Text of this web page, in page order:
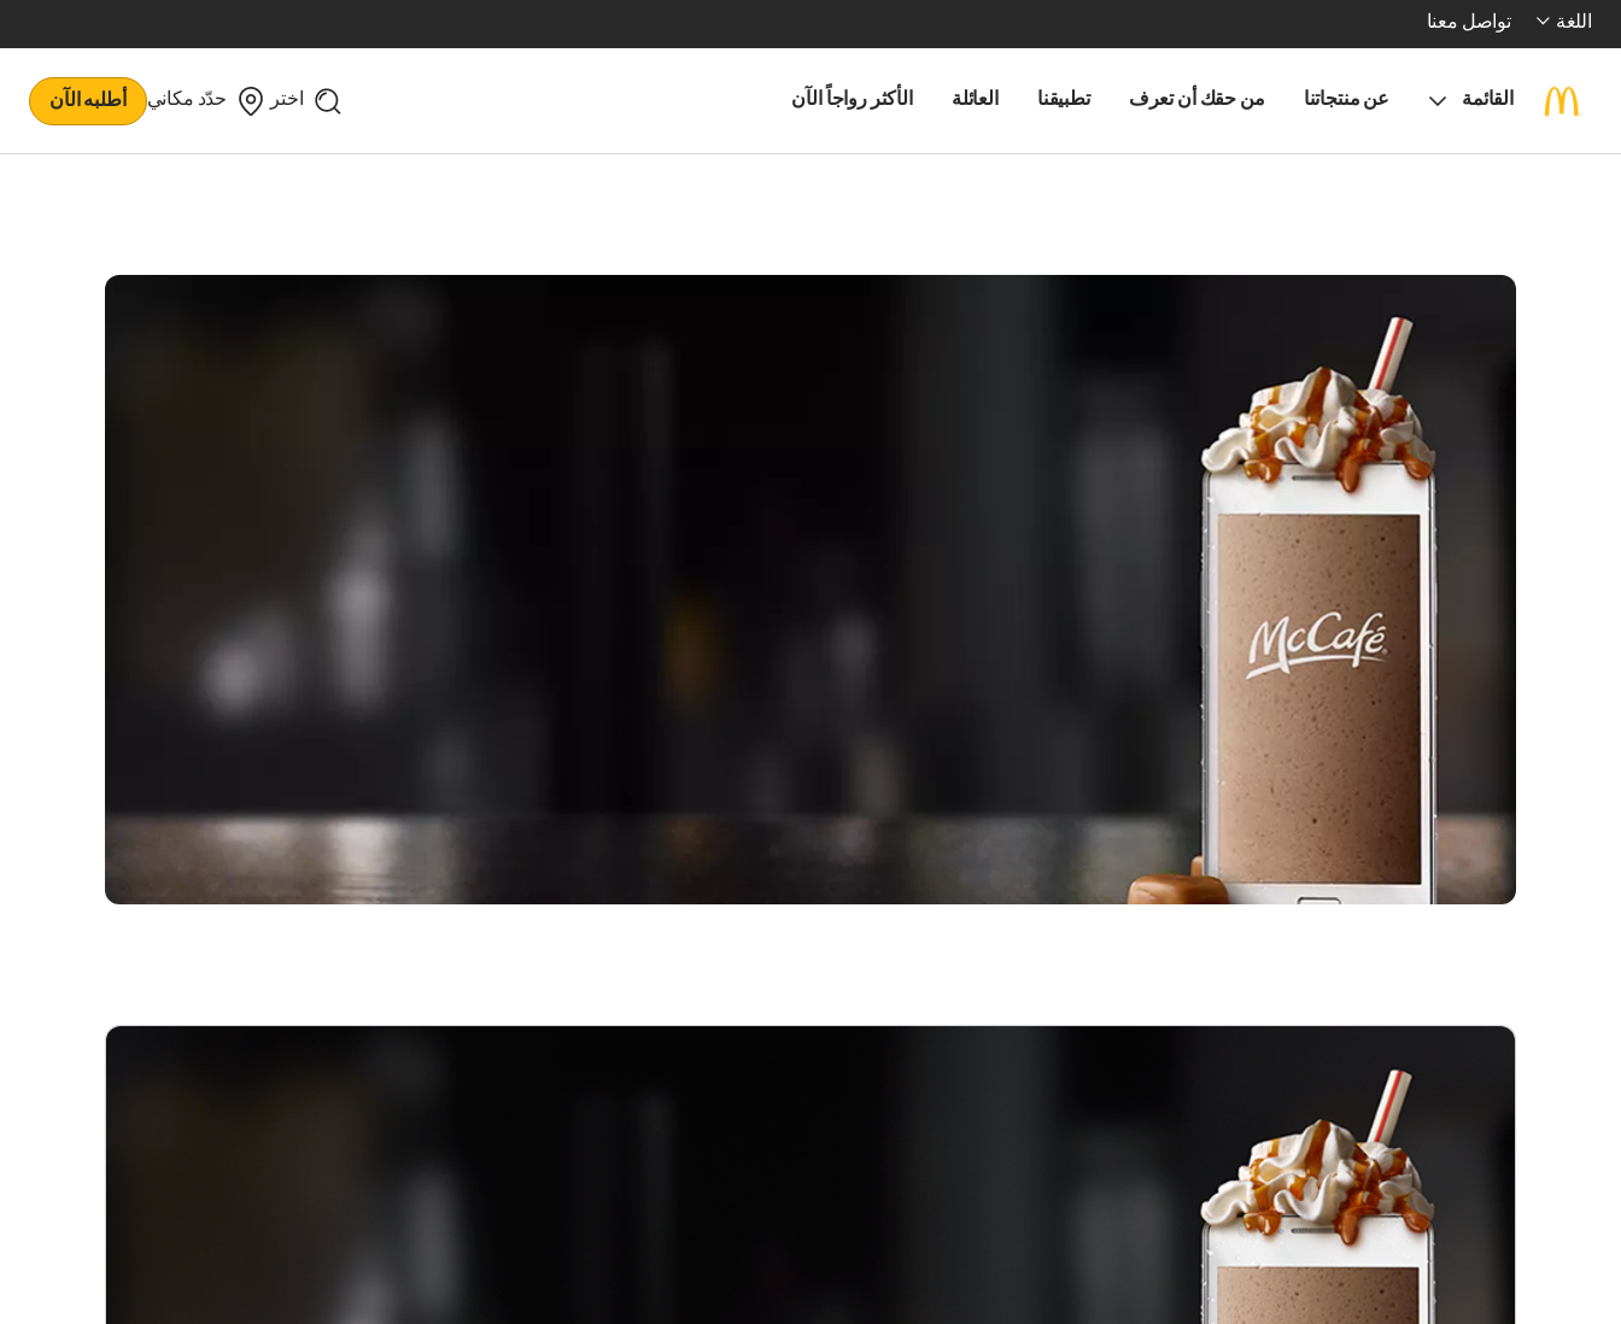
اللغة تواصل معنا
القائمة عن منتجاتنا من حقك أن تعرف تطبيقنا العائلة الأكثر رواجاً الآن اختر حدّد مكاني أطلبه الآن